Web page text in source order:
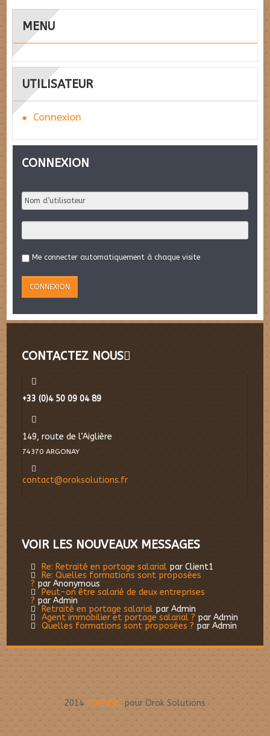
MENU
UTILISATEUR
Connexion
CONNEXION
Me connecter automatiquement à chaque visite
CONTACTEZ NOUS
+33 (0)4 50 09 04 89
149, route de l’Aiglière
74370 ARGONAY
contact@oroksolutions.fr
VOIR LES NOUVEAUX MESSAGES
Re: Retraité en portage salarial par Client1
Re: Quelles formations sont proposées
? par Anonymous
Peut-on être salarié de deux entreprises
? par Admin
Retraité en portage salarial par Admin
Agent immobilier et portage salarial ? par Admin
Quelles formations sont proposées ? par Admin
2014 COMUNIC pour Orok Solutions